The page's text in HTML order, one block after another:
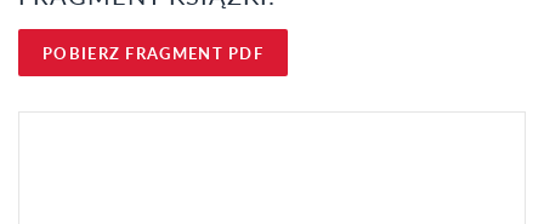
POBIERZ FRAGMENT PDF